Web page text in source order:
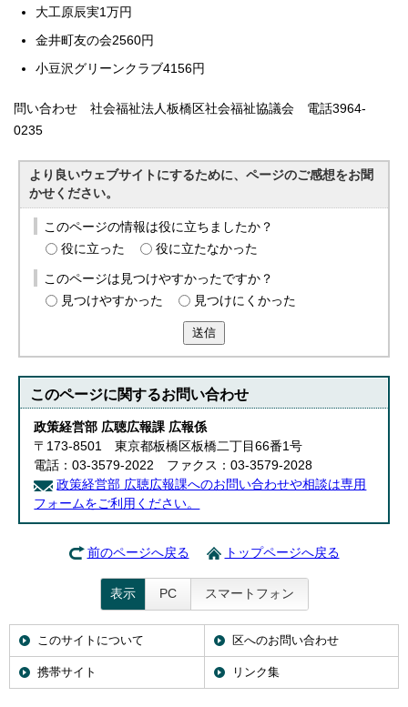
大工原辰実1万円
金井町友の会2560円
小豆沢グリーンクラブ4156円
問い合わせ 社会福祉法人板橋区社会福祉協議会 電話3964-
0235
より良いウェブサイトにするために、ページのご感想をお聞
かせください。
このページの情報は役に立ちましたか？
役に立った
役に立たなかった
このページは見つけやすかったですか？
見つけやすかった
見つけにくかった
送信
このページに関するお問い合わせ
政策経営部 広聴広報課 広報係
〒173-8501 東京都板橋区板橋二丁目66番1号
電話：03-3579-2022 ファクス：03-3579-2028
政策経営部 広聴広報課へのお問い合わせや相談は専用
フォームをご利用ください。
前のページへ戻る トップページへ戻る
表示 PC スマートフォン
このサイトについて 区へのお問い合わせ
携帯サイト リンク集